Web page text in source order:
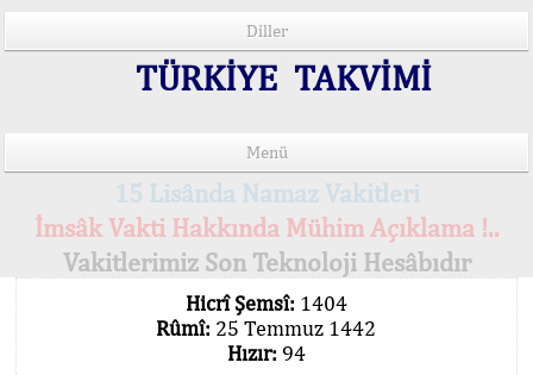
Diller
TÜRKİYE TAKVİMİ
Menü
15 Lisânda Namaz Vakitleri
İmsâk Vakti Hakkında Mühim Açıklama !..
Vakitlerimiz Son Teknoloji Hesâbıdır
Hicrî Şemsî: 1404
Rûmî: 25 Temmuz 1442
Hızır: 94